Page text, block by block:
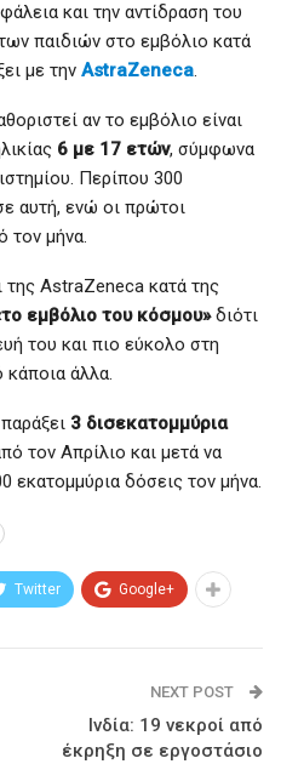
και την αντίδραση του
παιδιών στο εμβόλιο κατά
με την AstraZeneca.
αν το εμβόλιο είναι
6 με 17 ετών, σύμφωνα
Περίπου 300
αυτή, ενώ οι πρώτοι
τον μήνα.
AstraZeneca κατά της
εμβόλιο του κόσμου»διότι
του και πιο εύκολο στη
κάποια άλλα.
3 δισεκατομμύρια
τον Απρίλιο και μετά να
εκατομμύρια δόσεις τον μήνα.
Twitter Google+
NEXT POST
Ινδία: 19 νεκροί από
έκρηξη σε εργοστάσιο